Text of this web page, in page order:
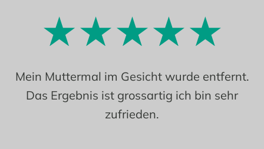
Mein Muttermal im Gesicht wurde entfernt.
Das Ergebnis ist grossartig ich bin sehr
zufrieden.